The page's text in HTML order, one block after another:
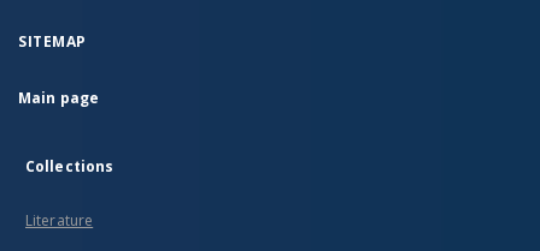
SITEMAP
Main page
Collections
Literature